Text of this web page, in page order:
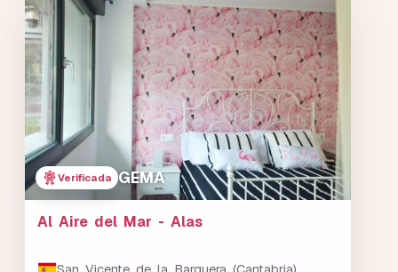
Verificada GEMA
Al Aire del Mar - Alas